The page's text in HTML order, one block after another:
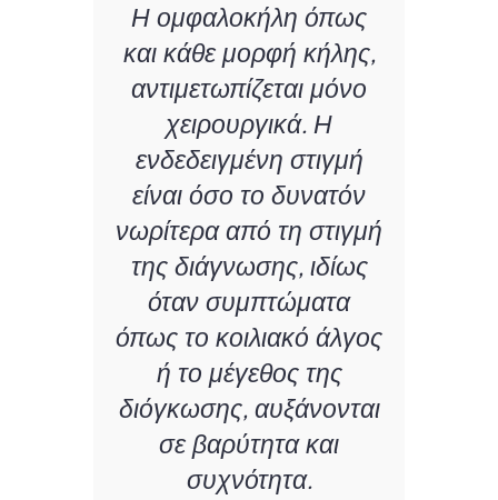
Η ομφαλοκήλη όπως
και κάθε μορφή κήλης,
αντιμετωπίζεται μόνο
χειρουργικά. Η
ενδεδειγμένη στιγμή
είναι όσο το δυνατόν
νωρίτερα από τη στιγμή
της διάγνωσης, ιδίως
όταν συμπτώματα
όπως το κοιλιακό άλγος
ή το μέγεθος της
διόγκωσης, αυξάνονται
σε βαρύτητα και
συχνότητα.